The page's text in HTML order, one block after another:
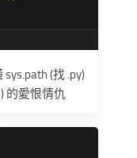
sys.path (找 .py)
的愛恨情仇